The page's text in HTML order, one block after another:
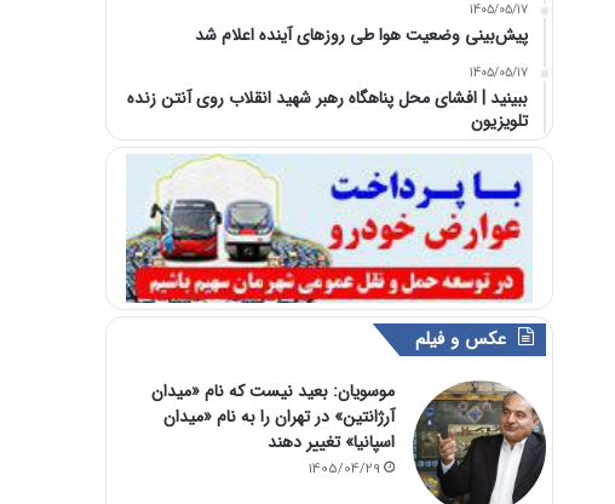
1405/05/17
پیش‌بینی وضعیت هوا طی روزهای آینده اعلام شد
1405/05/17
ببینید | افشای محل پناهگاه‌ رهبر شهید انقلاب روی آنتن زنده
تلویزیون
عکس و فیلم
موسویان: بعید نیست که نام «میدان
آرژانتین» در تهران را به نام «میدان
اسپانیا» تغییر دهند
1405/04/29